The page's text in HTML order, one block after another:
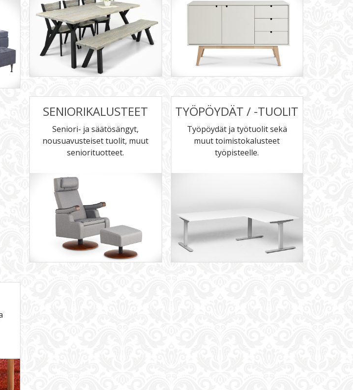
SENIORIKALUSTEET
Seniori- ja säätösängyt,
nousuavusteiset tuolit, muut
seniorituotteet.
TYÖPÖYDÄT / -TUOLIT
Työpöydät ja työtuolit sekä
muut toimistokalusteet
työpisteelle.